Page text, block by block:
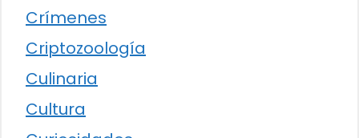
Crímenes
Criptozoología
Culinaria
Cultura